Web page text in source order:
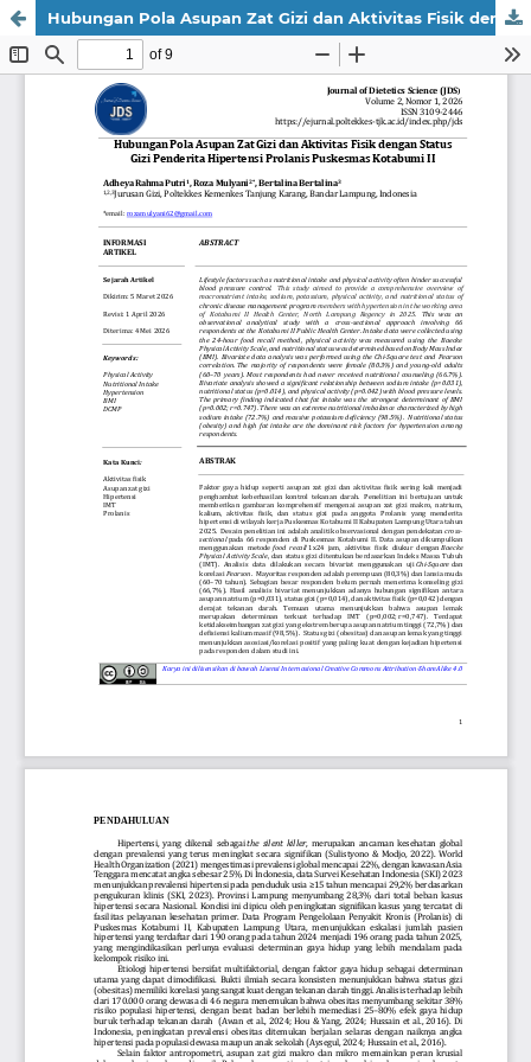
Hubungan Pola Asupan Zat Gizi dan Aktivitas Fisik dengan Status Gizi Penderita Hipertensi Prolanis Puskesmas Kotabumi II